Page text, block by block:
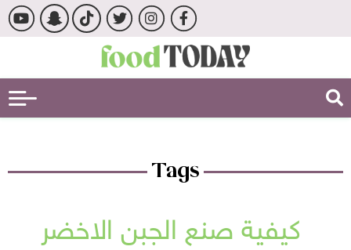
Tags
كيفية صنع الجبن الاخضر